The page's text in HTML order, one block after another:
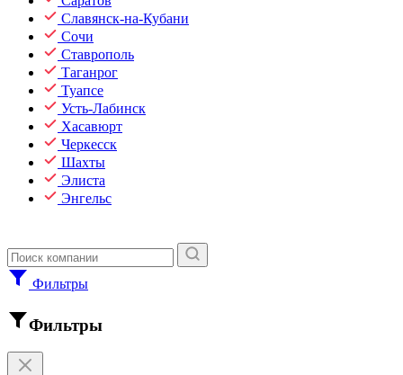
Славянск-на-Кубани
Сочи
Ставрополь
Таганрог
Туапсе
Усть-Лабинск
Хасавюрт
Черкесск
Шахты
Элиста
Энгельс
Фильтры
Фильтры